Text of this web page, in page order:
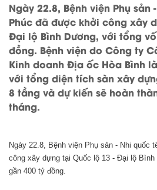
Ngày 22.8, Bệnh viện Phụ sản
Phúc đã được khởi công xây
Đại lộ Bình Dương, với tổng
đồng. Bệnh viện do Công ty
Kinh doanh Địa ốc Hòa Bình
với tổng diện tích sàn xây
8 tầng và dự kiến sẽ hoàn
tháng.
Ngày 22.8, Bệnh viện Phụ sản - Nhi quốc
công xây dựng tại Quốc lộ 13 - Đại lộ
gần 400 tỷ đồng.